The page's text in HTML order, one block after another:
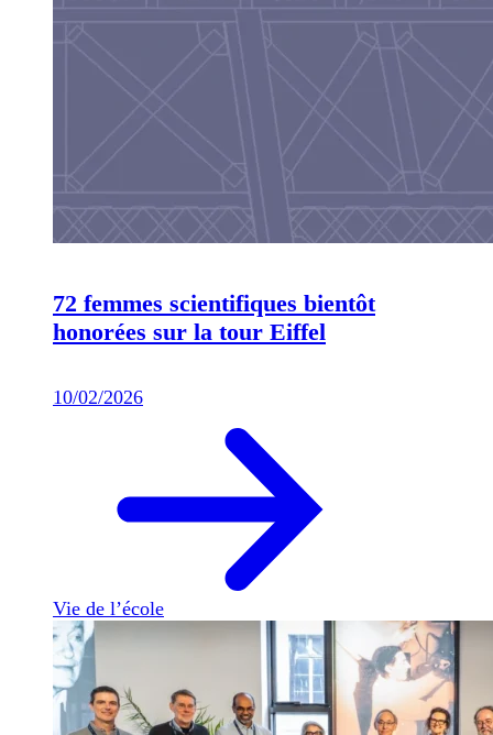
72 femmes scientifiques bientôt
honorées sur la tour Eiffel
10/02/2026
Vie de l’école